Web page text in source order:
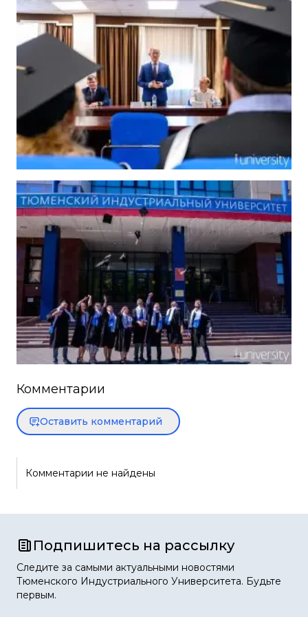
Комментарии
Оставить комментарий
Комментарии не найдены
Подпишитесь на рассылку
Следите за самыми актуальными новостями
Тюменского Индустриального Университета. Будьте
первым.